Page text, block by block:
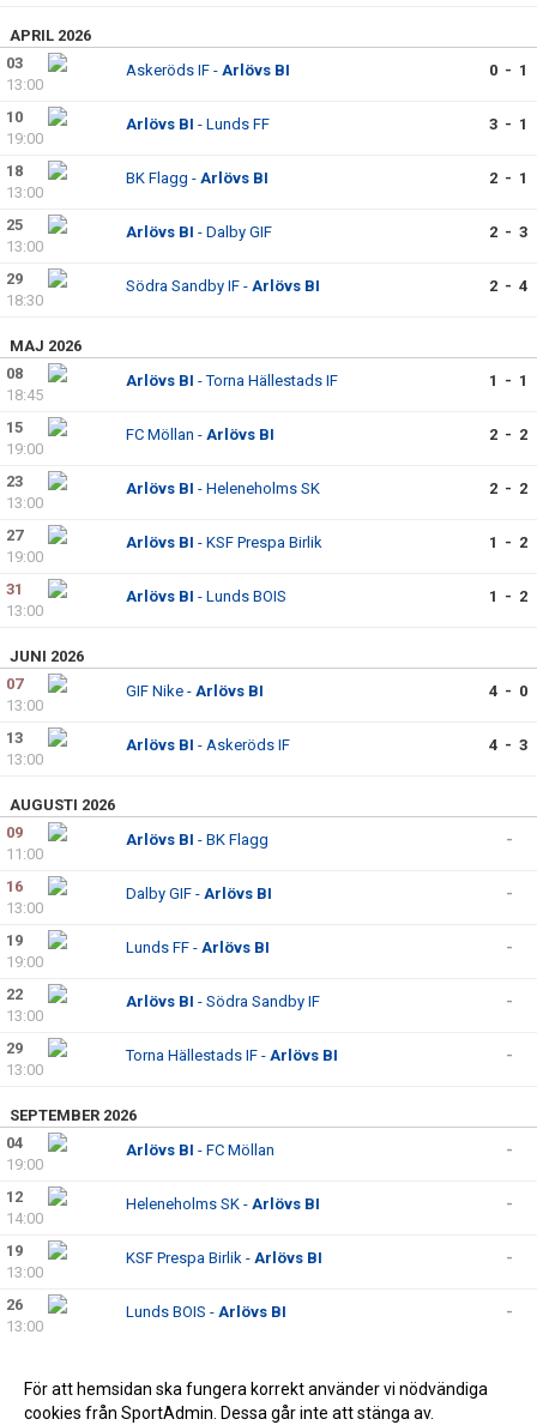
APRIL 2026
03
13:00
Askeröds IF - Arlövs BI 0 - 1
10
19:00
Arlövs BI - Lunds FF 3 - 1
18
13:00
BK Flagg - Arlövs BI 2 - 1
25
13:00
Arlövs BI - Dalby GIF 2 - 3
29
18:30
Södra Sandby IF - Arlövs BI 2 - 4
MAJ 2026
08
18:45
Arlövs BI - Torna Hällestads IF 1 - 1
15
19:00
FC Möllan - Arlövs BI 2 - 2
23
13:00
Arlövs BI - Heleneholms SK 2 - 2
27
19:00
Arlövs BI - KSF Prespa Birlik 1 - 2
31
13:00
Arlövs BI - Lunds BOIS 1 - 2
JUNI 2026
07
13:00
GIF Nike - Arlövs BI 4 - 0
13
13:00
Arlövs BI - Askeröds IF 4 - 3
AUGUSTI 2026
09
11:00
Arlövs BI - BK Flagg -
16
13:00
Dalby GIF - Arlövs BI -
19
19:00
Lunds FF - Arlövs BI -
22
13:00
Arlövs BI - Södra Sandby IF -
29
13:00
Torna Hällestads IF - Arlövs BI -
SEPTEMBER 2026
04
19:00
Arlövs BI - FC Möllan -
12
14:00
Heleneholms SK - Arlövs BI -
19
13:00
KSF Prespa Birlik - Arlövs BI -
26
13:00
Lunds BOIS - Arlövs BI -
16:00
Arlövs BI- GIF Nike
För att hemsidan ska fungera korrekt använder vi nödvändiga
cookies från SportAdmin. Dessa går inte att stänga av.